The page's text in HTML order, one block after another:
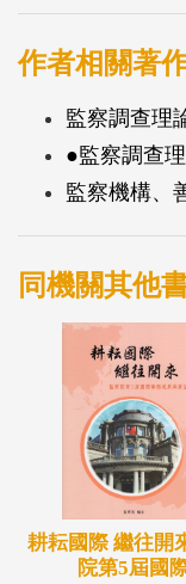
策，發揮臺灣獨
際競爭力，永續
作者相關著
監察調查理
●監察調查
監察機構、
同機關其他
耕耘國際 繼往開
院第5屆國